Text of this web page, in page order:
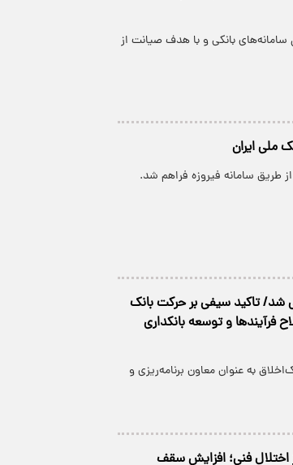
سامانه‌های بانکی و با هدف صیانت از
ملی ایران
طریق سامانه فیروزه فراهم شد.
شد/ تاکید سیفی بر حرکت بانک
فرآیندها و توسعه بانکداری
به عنوان معاون برنامه‌ریزی و
فنی؛ افزایش سقف